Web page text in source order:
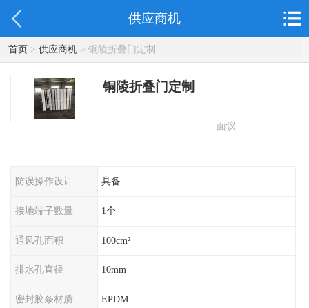
供应商机
首页> 供应商机> 铜陵折叠门定制
铜陵折叠门定制
面议
防误操作设计 具备
接地端子数量 1个
通风孔面积 100cm²
排水孔直径 10mm
密封胶条材质 EPDM